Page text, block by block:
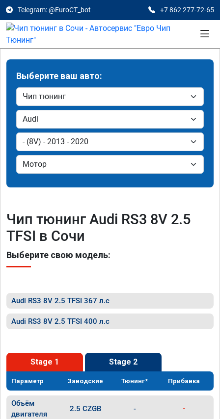
Telegram: @EuroCT_bot +7 862 277-72-65
Выберите ваш авто:
Чип тюнинг Audi RS3 8V 2.5
TFSI в Сочи
Выберите свою модель:
Audi RS3 8V 2.5 TFSI 367 л.с
Audi RS3 8V 2.5 TFSI 400 л.с
Stage 1 Stage 2
Параметр Заводские Тюнинг* Прибавка
Объём
двигателя
2.5 CZGB - -